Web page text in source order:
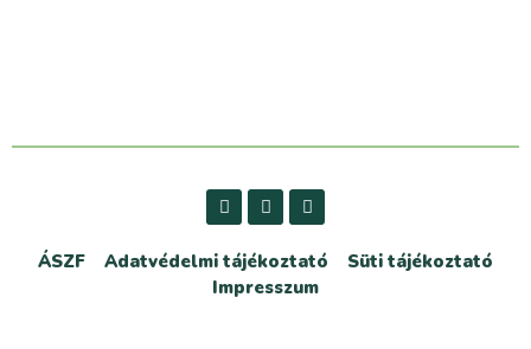
ÁSZF Adatvédelmi tájékoztató
Süti tájékoztató
Impresszum